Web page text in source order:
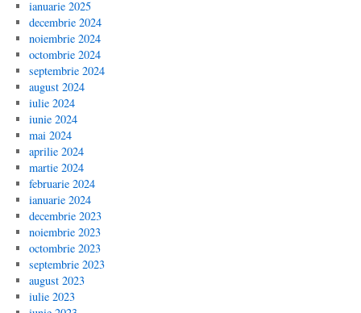
ianuarie 2025
decembrie 2024
noiembrie 2024
octombrie 2024
septembrie 2024
august 2024
iulie 2024
iunie 2024
mai 2024
aprilie 2024
martie 2024
februarie 2024
ianuarie 2024
decembrie 2023
noiembrie 2023
octombrie 2023
septembrie 2023
august 2023
iulie 2023